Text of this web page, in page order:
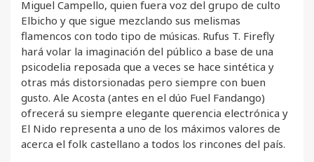
Miguel Campello, quien fuera voz del grupo de culto
Elbicho y que sigue mezclando sus melismas
flamencos con todo tipo de músicas. Rufus T. Firefly
hará volar la imaginación del público a base de una
psicodelia reposada que a veces se hace sintética y
otras más distorsionadas pero siempre con buen
gusto. Ale Acosta (antes en el dúo Fuel Fandango)
ofrecerá su siempre elegante querencia electrónica y
El Nido representa a uno de los máximos valores de
acerca el folk castellano a todos los rincones del país.